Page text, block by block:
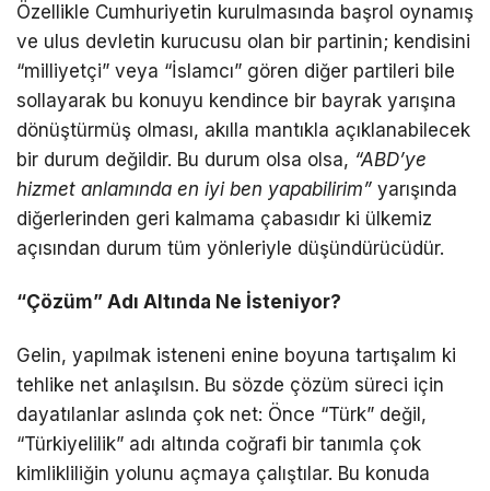
Özellikle Cumhuriyetin kurulmasında başrol oynamış
ve ulus devletin kurucusu olan bir partinin; kendisini
“milliyetçi” veya “İslamcı” gören diğer partileri bile
sollayarak bu konuyu kendince bir bayrak yarışına
dönüştürmüş olması, akılla mantıkla açıklanabilecek
bir durum değildir. Bu durum olsa olsa, “ABD’ye
hizmet anlamında en iyi ben yapabilirim” yarışında
diğerlerinden geri kalmama çabasıdır ki ülkemiz
açısından durum tüm yönleriyle düşündürücüdür.
“Çözüm” Adı Altında Ne İsteniyor?
Gelin, yapılmak isteneni enine boyuna tartışalım ki
tehlike net anlaşılsın. Bu sözde çözüm süreci için
dayatılanlar aslında çok net: Önce “Türk” değil,
“Türkiyelilik” adı altında coğrafi bir tanımla çok
kimlikliliğin yolunu açmaya çalıştılar. Bu konuda